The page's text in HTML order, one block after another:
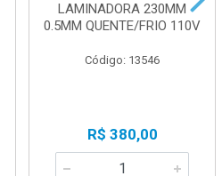
LAMINADORA 230MM
0.5MM QUENTE/FRIO 110V
Código: 13546
R$ 380,00